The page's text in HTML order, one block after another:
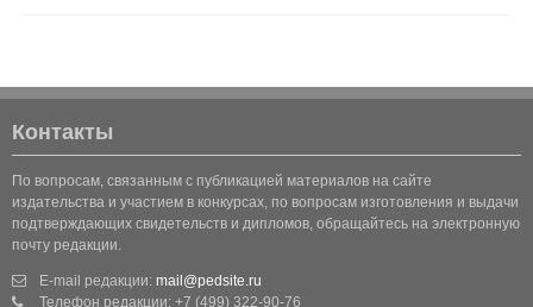
Контакты
По вопросам, связанным с публикацией материалов на сайте
издательства и участием в конкурсах, по вопросам изготовления и выдачи
подтверждающих свидетельств и дипломов, обращайтесь на электронную
почту редакции.
E-mail редакции: mail@pedsite.ru
Телефон редакции: +7 (499) 322-90-76